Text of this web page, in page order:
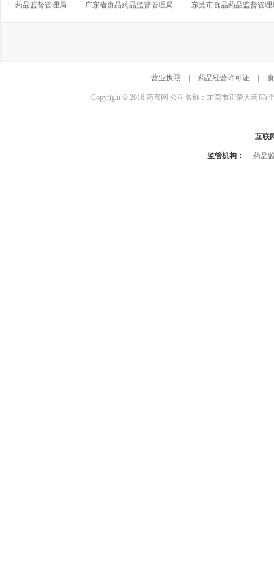
药品监督管理局 广东省食品药品监督管理局 东莞市食品药品监督管理
营业执照 药品经营许可证
Copyright © 2016 药普网 公司名称：东莞市正荣大药房(
互联
监管机构： 药品